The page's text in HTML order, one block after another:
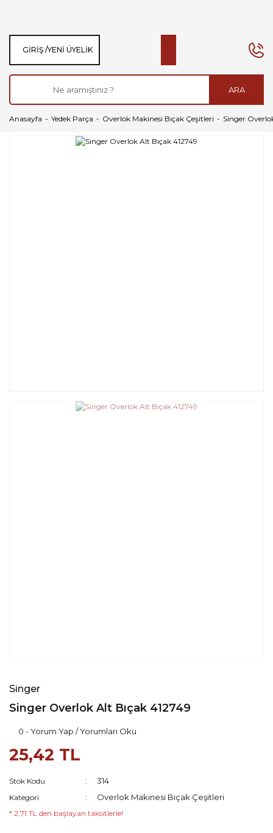
ARA
GIRIŞ /YENI ÜYELIK
Anasayfa Yedek Parça Overlok Makinesi Bıçak Çeşitleri Singer
Singer
Singer Overlok Alt Bıçak 412749
0 - Yorum Yap / Yorumları Oku
25,42 TL
Stok Kodu 314
Kategori Overlok Makinesi Bıçak Çeşitleri
* 2,71 TL den başlayan taksitlerle!